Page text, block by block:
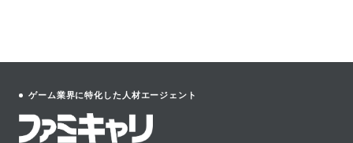
ゲーム業界に特化した人材エージェント